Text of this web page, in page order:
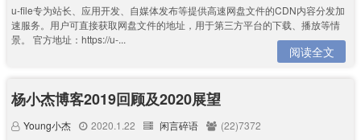
u-file专为站长、应用开发、自媒体发布等提供高速网盘文件的CDN内容分发加
速服务。用户可直接获取网盘文件的地址，用于第三方平台的下载、播放等情
景。 官方地址：https://u-...
阅读全文
杨小杰博客2019回顾及2020展望
Young小杰 2020.1.22 闲言碎语
(22)7372